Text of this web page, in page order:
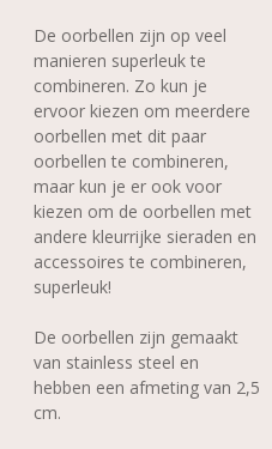
De oorbellen zijn op veel
manieren superleuk te
combineren. Zo kun je
ervoor kiezen om meerdere
oorbellen met dit paar
oorbellen te combineren,
maar kun je er ook voor
kiezen om de oorbellen met
andere kleurrijke sieraden en
accessoires te combineren,
superleuk!
De oorbellen zijn gemaakt
van stainless steel en
hebben een afmeting van 2,5
cm.